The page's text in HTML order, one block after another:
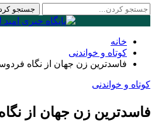
خانه
کوتاه و خواندنی
فاسدترین زن جهان از نگاه
کوتاه و خواندنی
فاسدترین زن جهان از